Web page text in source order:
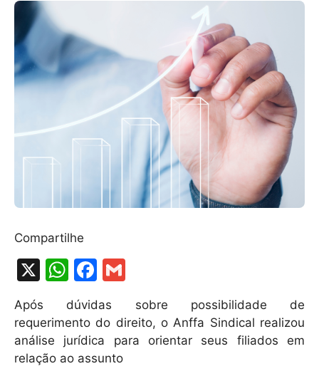
Compartilhe
X
W
h
at
s
A
F
c
e
b
ai
l
Após dúvidas sobre possibilidade de
requerimento do direito, o Anffa Sindical realizou
análise jurídica para orientar seus filiados em
relação ao assunto